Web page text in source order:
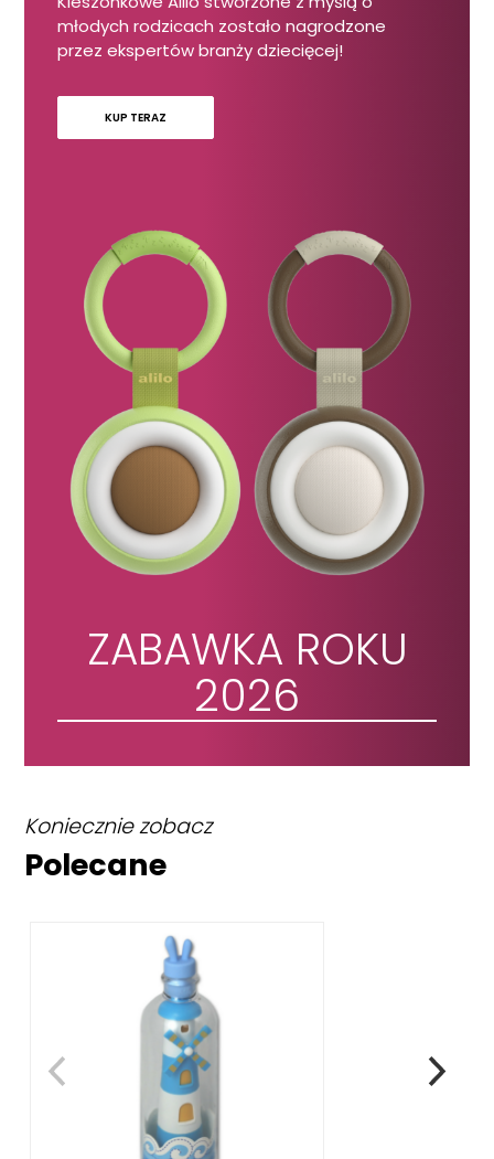
młodych rodzicach zostało nagrodzone
przez ekspertów branży dziecięcej!
KUP TERAZ
ZABAWKA ROKU
2026
Koniecznie zobacz
Polecane